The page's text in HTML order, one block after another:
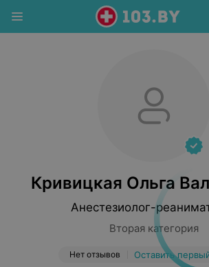
Кривицкая Ольга
Анестезиолог-
Вторая категория
Нет отзывов Оставить